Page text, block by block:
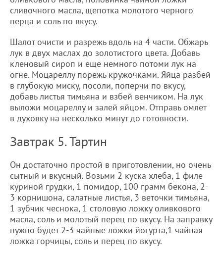
сливочного масла, щепотка молотого черного
перца и соль по вкусу.
Шалот очисти и разрежь вдоль на 4 части. Обжарь
лук в двух маслах до золотистого цвета. Добавь
кленовый сироп и еще немного потоми лук на
огне. Моцареллу порежь кружочками. Яйца разбей
в глубокую миску, посоли, поперчи по вкусу,
добавь листья тимьяна и взбей венчиком. На лук
выложи моцареллу и залей яйцом. Отправь омлет
в духовку на несколько минут до готовности.
Завтрак 5. Тартин
Он достаточно простой в приготовлении, но очень
сытный и вкусный. Возьми 2 куска хлеба, 1 филе
куриной грудки, 1 помидор, 100 грамм бекона, 2-
3 корнишона, салатные листья, 3 веточки тимьяна,
1 зубчик чеснока, 1 столовую ложку оливкового
масла, соль и молотый перец по вкусу. На заправку
нужно будет 2-3 чайные ложки йогурта,1 чайная
ложка горчицы, соль и перец по вкусу.